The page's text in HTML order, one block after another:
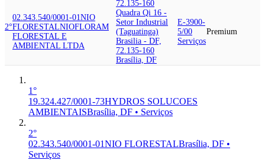
2°
02.343.540/0001-01NIO
FLORESTALNIOFLORAM
FLORESTAL E
AMBIENTAL LTDA
72.135-160
Quadra Qi 16 -
Setor Industrial
(Taguatinga)
Brasilia - DF,
72.135-160
Brasília, DF
E-3900-
5/00
Serviços
Premium
1°
19.324.427/0001-73HYDROS SOLUCOES
AMBIENTAISBrasília, DF • Serviços
2°
02.343.540/0001-01NIO FLORESTALBrasília, DF •
Serviços